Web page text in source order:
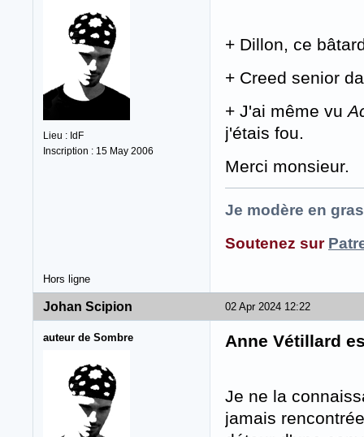
Lieu : IdF
Inscription : 15 May 2006
+ Dillon, ce
+ Creed senior
+ J'ai même vu
j'étais fou.
Merci monsieur.
Je modère en
Soutenez sur
Hors ligne
02 Apr 2024 12:22
Johan Scipion
auteur de Sombre Anne Vétillard
Je ne la
jamais